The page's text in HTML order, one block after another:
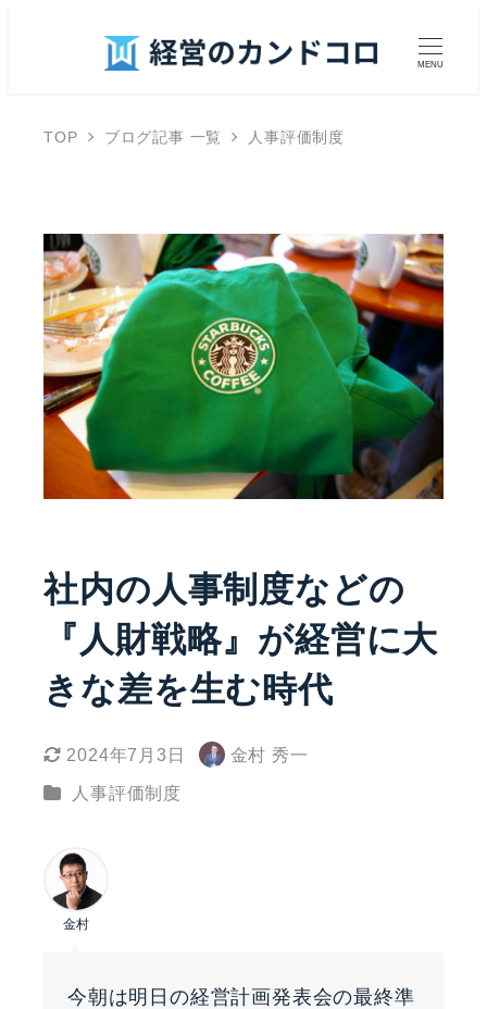
MENU
TOP ブログ記事 一覧 人事評価制度
社内の人事制度などの
『人財戦略』が経営に大
きな差を生む時代
2024年7月3日
著
金村 秀一
カテゴリー
人事評価制度
金村
今朝は明日の経営計画発表会の最終準